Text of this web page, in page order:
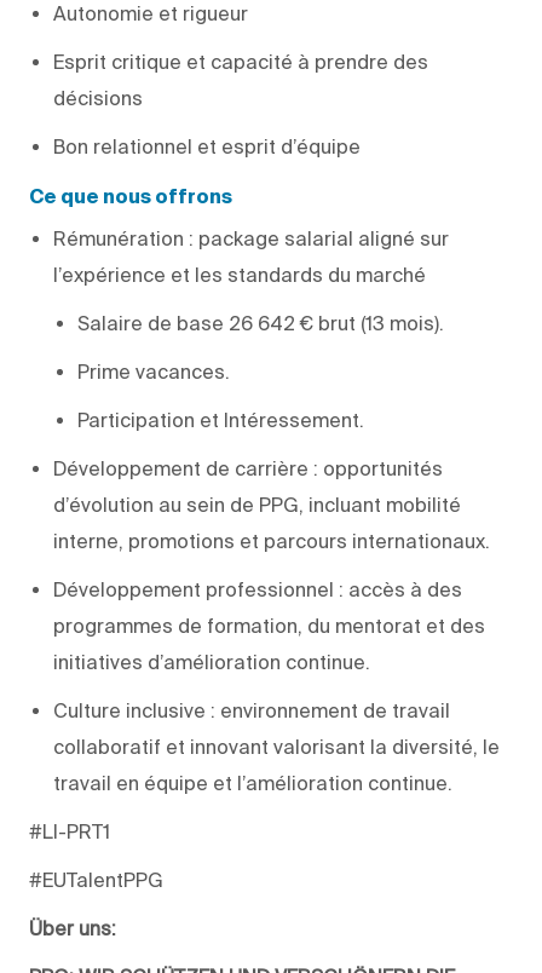
Autonomie et rigueur
Esprit critique et capacité à prendre des
décisions
Bon relationnel et esprit d’équipe
Ce que nous offrons
Rémunération : package salarial aligné sur
l’expérience et les standards du marché
Salaire de base 26 642 € brut (13 mois).
Prime vacances.
Participation et Intéressement.
Développement de carrière : opportunités
d’évolution au sein de PPG, incluant mobilité
interne, promotions et parcours internationaux.
Développement professionnel : accès à des
programmes de formation, du mentorat et des
initiatives d’amélioration continue.
Culture inclusive : environnement de travail
collaboratif et innovant valorisant la diversité, le
travail en équipe et l’amélioration continue.
#LI-PRT1
#EUTalentPPG
Über uns: